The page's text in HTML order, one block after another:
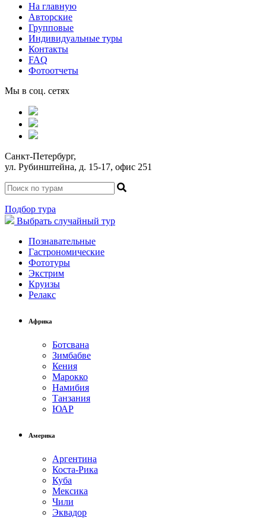
На главную
Авторские
Групповые
Индивидуальные туры
Контакты
FAQ
Фотоотчеты
Мы в соц. сетях
Санкт-Петербург,
ул. Рубинштейна, д. 15-17, офис 251
Подбор тура
Выбрать случайный тур
Познавательные
Гастрономические
Фототуры
Экстрим
Круизы
Релакс
Африка
Ботсвана
Зимбабве
Кения
Марокко
Намибия
Танзания
ЮАР
Америка
Аргентина
Коста-Рика
Куба
Мексика
Чили
Эквадор